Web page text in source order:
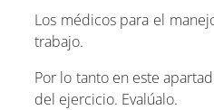
Los médicos para el
trabajo.
Por lo tanto en este
del ejercicio. Evalúalo.